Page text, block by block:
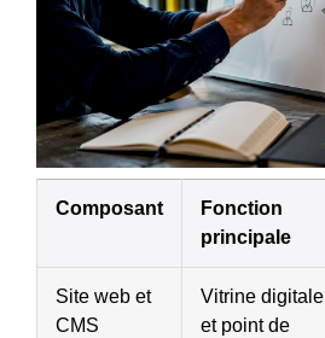
Composant
Fonction
principale
Site web et
CMS
Vitrine digitale
et point de